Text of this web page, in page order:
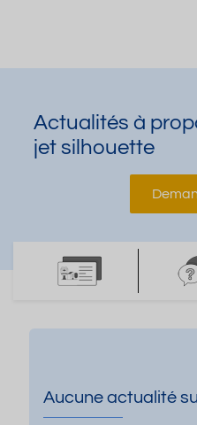
Actualités à
jet silhouette
Aucune actualité